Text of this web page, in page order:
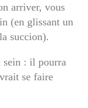
arriver, vous
(en glissant un
succion).
sein : il pourra
se faire